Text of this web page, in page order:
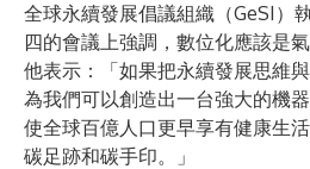
全球永續發展倡議組織（GeSI）
四的會議上強調，數位化應該是氣
他表示：「如果把永續發展思維
為我們可以創造出一台強大的機
使全球百億人口更早享有健康生
碳足跡和碳手印。」